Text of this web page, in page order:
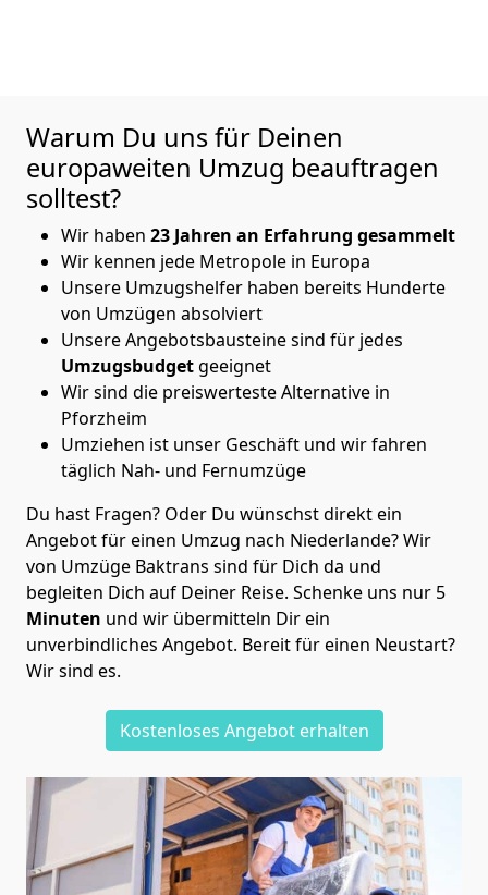
Warum Du uns für Deinen
europaweiten Umzug beauftragen
solltest?
Wir haben 23 Jahren an Erfahrung gesammelt
Wir kennen jede Metropole in Europa
Unsere Umzugshelfer haben bereits Hunderte
von Umzügen absolviert
Unsere Angebotsbausteine sind für jedes
Umzugsbudgetgeeignet
Wir sind die preiswerteste Alternative in
Pforzheim
Umziehen ist unser Geschäft und wir fahren
täglich Nah- und Fernumzüge
Du hast Fragen? Oder Du wünschst direkt ein
Angebot für einen Umzug nach Niederlande? Wir
von Umzüge Baktrans sind für Dich da und
begleiten Dich auf Deiner Reise. Schenke uns nur 5
Minuten und wir übermitteln Dir ein
unverbindliches Angebot. Bereit für einen Neustart?
Wir sind es.
Kostenloses Angebot erhalten